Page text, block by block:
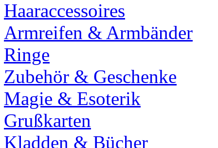
Haaraccessoires
Armreifen & Armbänder
Ringe
Zubehör & Geschenke
Magie & Esoterik
Grußkarten
Kladden & Bücher